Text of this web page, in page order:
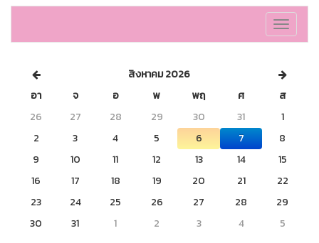
Toggle
สิงหาคม 2026
อา
จ อ พ พฤ ศ
ส
26
27 28 29 30 31
1
2
3 4 5 6 7
8
9
10 11 12 13 14
15
16
17 18 19 20 21
22
23
24 25 26 27 28
29
30
31 1 2 3 4 5